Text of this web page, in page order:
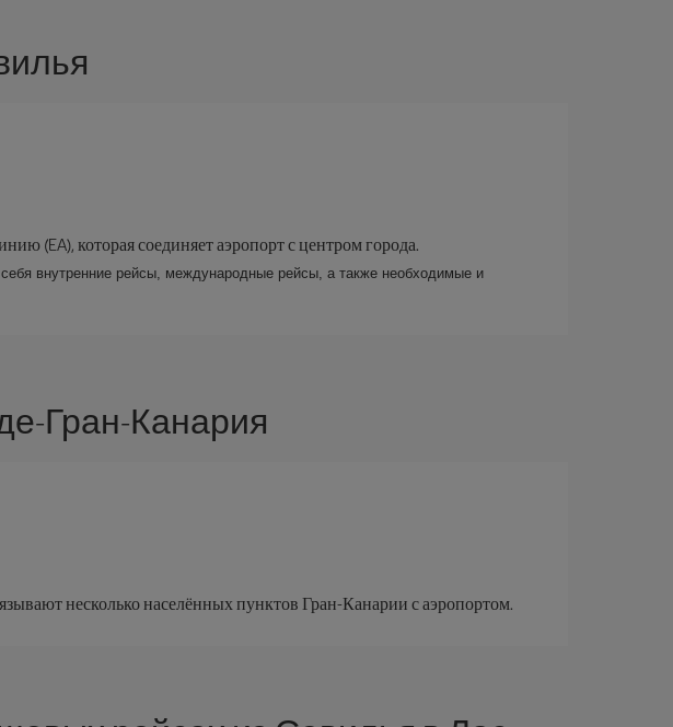
(EA), которая соединяет аэропорт с центром города.
внутренние рейсы, международные рейсы, а также необходимые и
Гран-Канария
несколько населённых пунктов Гран-Канарии с аэропортом.